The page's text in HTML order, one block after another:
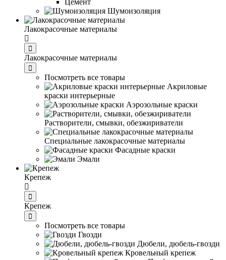
Шумоизоляция
Лакокрасочные материалы
Лакокрасочные материалы
Посмотреть все товары
Акриловые
краски интерьерные
Аэрозольные краски
Растворители, смывки, обезжириватели
Специальные лакокрасочные материалы
Фасадные краски
Эмали
Крепеж
Крепеж
Посмотреть все товары
Гвозди
Дюбели, дюбель-гвозди
Кровельный крепеж